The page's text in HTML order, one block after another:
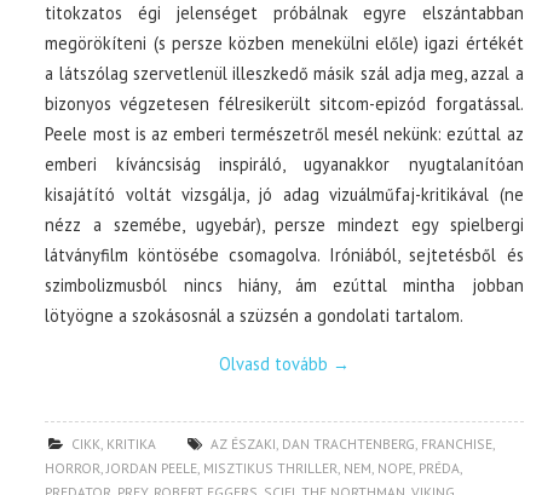
titokzatos égi jelenséget próbálnak egyre elszántabban
megörökíteni (s persze közben menekülni előle) igazi értékét
a látszólag szervetlenül illeszkedő másik szál adja meg, azzal a
bizonyos végzetesen félresikerült sitcom-epizód forgatással.
Peele most is az emberi természetről mesél nekünk: ezúttal az
emberi kíváncsiság inspiráló, ugyanakkor nyugtalanítóan
kisajátító voltát vizsgálja, jó adag vizuálműfaj-kritikával (ne
nézz a szemébe, ugyebár), persze mindezt egy spielbergi
látványfilm köntösébe csomagolva. Iróniából, sejtetésből és
szimbolizmusból nincs hiány, ám ezúttal mintha jobban
lötyögne a szokásosnál a szüzsén a gondolati tartalom.
Olvasd tovább →
CIKK, KRITIKA AZ ÉSZAKI, DAN TRACHTENBERG, FRANCHISE,
HORROR,JORDAN PEELE, MISZTIKUS THRILLER, NEM, NOPE, PRÉDA,